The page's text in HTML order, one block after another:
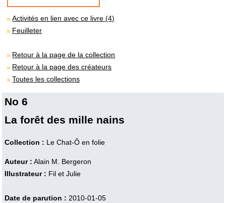
Activités en lien avec ce livre (4)
Feuilleter
Retour à la page de la collection
Retour à la page des créateurs
Toutes les collections
No 6
La forêt des mille nains
Collection : Le Chat-Ô en folie
Auteur : Alain M. Bergeron
Illustrateur : Fil et Julie
Date de parution : 2010-01-05